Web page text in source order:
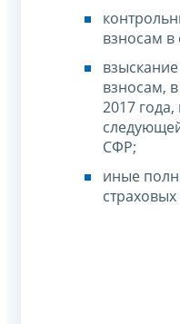
взносам
взносам,
2017
СФР;
иные